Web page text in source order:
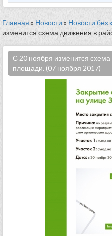
Главная » Новости » Новости без
изменится схема движения в
С 20 ноября изменится
площади. (07 ноября 2017)